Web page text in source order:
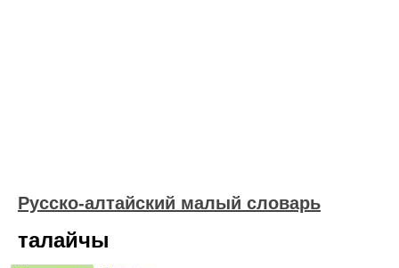
Русско-алтайский малый словарь
талайчы